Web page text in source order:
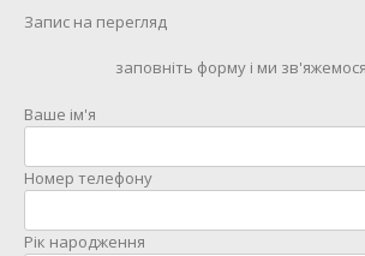
Запис на перегляд
заповніть форму і ми
Ваше ім'я
Номер телефону
Рік народження